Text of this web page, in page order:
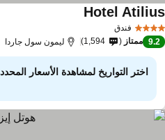
فندق
Hotelمشاهدة الأسعار
9.2 ممتاز 1,594 ليمون سول جاردا
اختر التواريخ لمشاهدة الأسعار المحددة